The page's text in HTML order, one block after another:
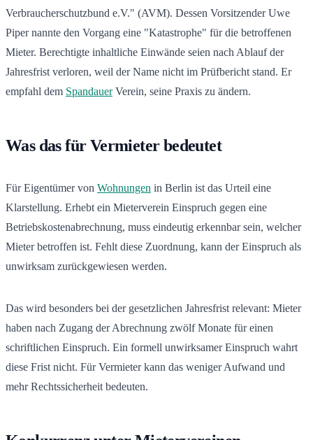
Verbraucherschutzbund e.V." (AVM). Dessen Vorsitzender Uwe
Piper nannte den Vorgang eine "Katastrophe" für die betroffenen
Mieter. Berechtigte inhaltliche Einwände seien nach Ablauf der
Jahresfrist verloren, weil der Name nicht im Prüfbericht stand. Er
empfahl dem SpandauerVerein, seine Praxis zu ändern.
Was das für Vermieter bedeutet
Für Eigentümer von Wohnungen in Berlin ist das Urteil eine
Klarstellung. Erhebt ein Mieterverein Einspruch gegen eine
Betriebskostenabrechnung, muss eindeutig erkennbar sein, welcher
Mieter betroffen ist. Fehlt diese Zuordnung, kann der Einspruch als
unwirksam zurückgewiesen werden.
Das wird besonders bei der gesetzlichen Jahresfrist relevant: Mieter
haben nach Zugang der Abrechnung zwölf Monate für einen
schriftlichen Einspruch. Ein formell unwirksamer Einspruch wahrt
diese Frist nicht. Für Vermieter kann das weniger Aufwand und
mehr Rechtssicherheit bedeuten.